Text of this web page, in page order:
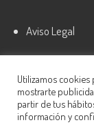
Aviso Legal
Utilizamos cookies
mostrarte
partir de tus
información y